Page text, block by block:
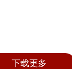
下载更多